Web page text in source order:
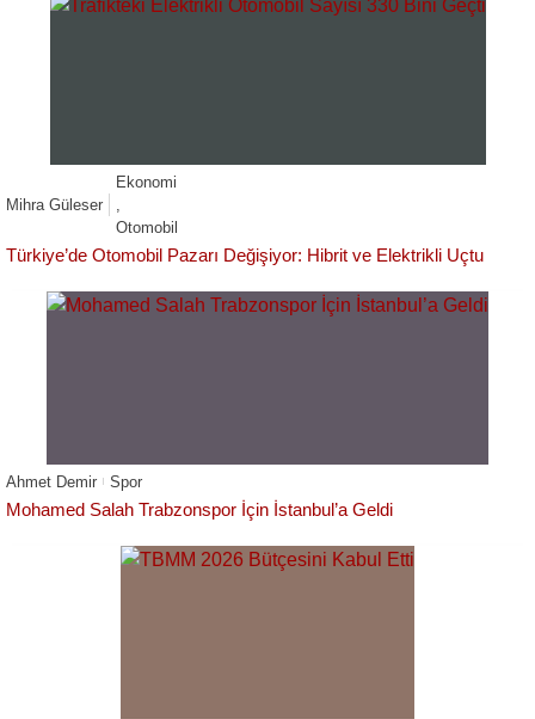
Mihra Güleser
Ekonomi
Otomobil
Türkiye’de Otomobil Pazarı Değişiyor: Hibrit ve Elektrikli Uçtu
Ahmet Demir Spor
Mohamed Salah Trabzonspor İçin İstanbul’a Geldi